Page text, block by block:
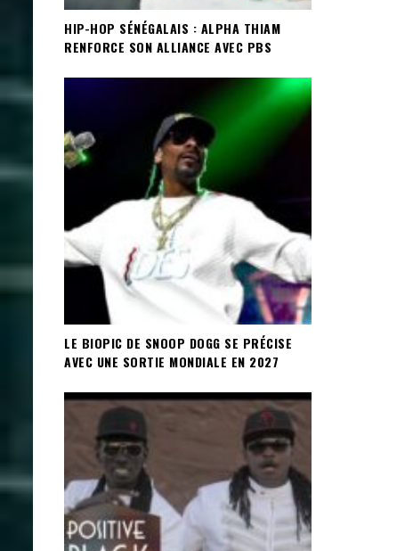
HIP-HOP SÉNÉGALAIS : ALPHA THIAM
RENFORCE SON ALLIANCE AVEC PBS
LE BIOPIC DE SNOOP DOGG SE PRÉCISE
AVEC UNE SORTIE MONDIALE EN 2027